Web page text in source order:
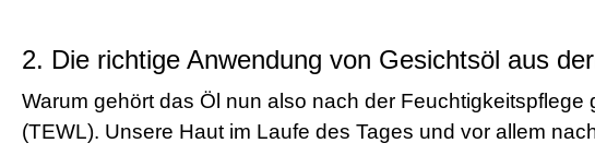
2. Die richtige Anwendung von Gesichtsöl aus
Warum gehört das Öl nun also nach der
(TEWL). Unsere Haut im Laufe des Tages und vor allem